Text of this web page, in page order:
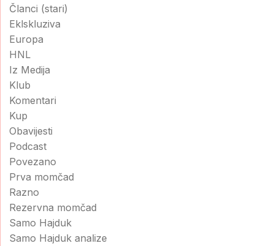
Članci (stari)
Eklskluziva
Europa
HNL
Iz Medija
Klub
Komentari
Kup
Obavijesti
Podcast
Povezano
Prva momčad
Razno
Rezervna momčad
Samo Hajduk
Samo Hajduk analize